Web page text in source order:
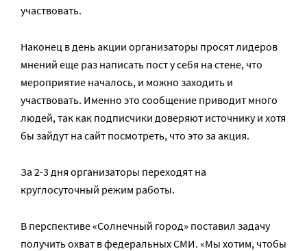
участвовать.
Наконец в день акции организаторы просят лидеров
мнений еще раз написать пост у себя на стене, что
мероприятие началось, и можно заходить и
участвовать. Именно это сообщение приводит много
людей, так как подписчики доверяют источнику и хотя
бы зайдут на сайт посмотреть, что это за акция.
За 2-3 дня организаторы переходят на
круглосуточный режим работы.
В перспективе «Солнечный город» поставил задачу
получить охват в федеральных СМИ. «Мы хотим, чтобы